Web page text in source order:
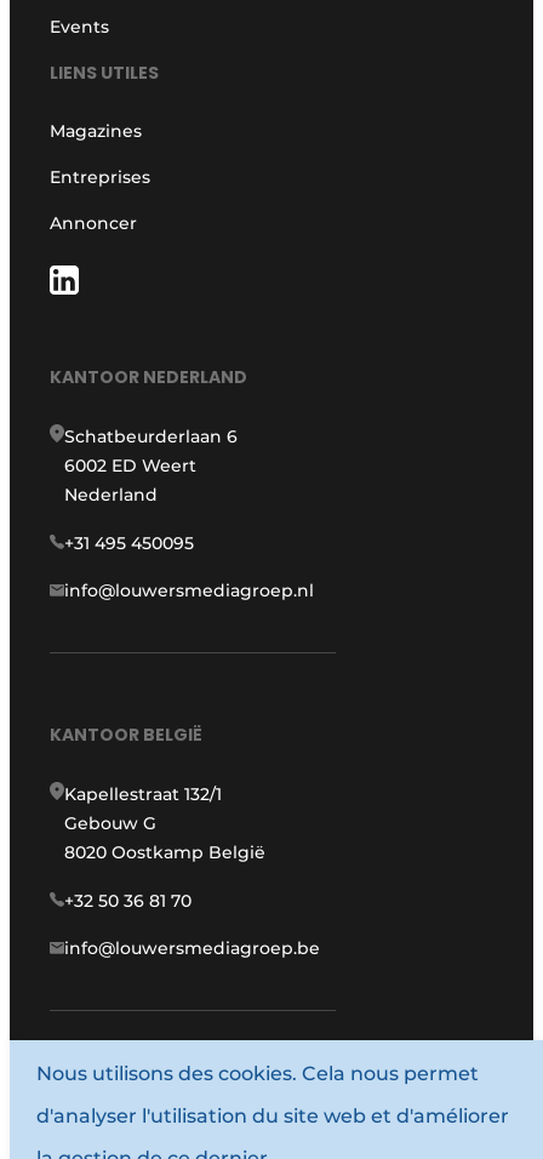
Events
LIENS UTILES
Magazines
Entreprises
Annoncer
KANTOOR NEDERLAND
Schatbeurderlaan 6
6002 ED Weert
Nederland
+31 495 450095
info@louwersmediagroep.nl
KANTOOR BELGIË
Kapellestraat 132/1
Gebouw G
8020 Oostkamp België
+32 50 36 81 70
info@louwersmediagroep.be
www.louwersmediagroep.com
© 1987 - 2026 Louwersmediagroep.
Nous utilisons des cookies. Cela nous permet
d'analyser l'utilisation du site web et d'améliorer